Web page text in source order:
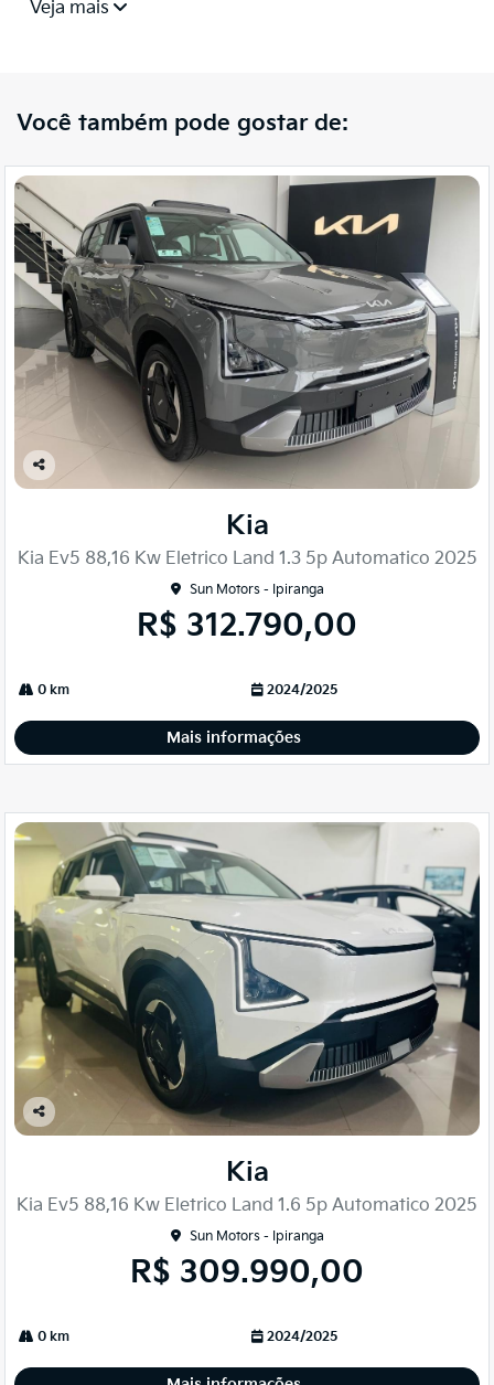
Veja mais
Você também pode gostar de:
Co
Kia
Kia Ev5 88,16 Kw Eletrico Land 1.3 5p Automatico 2025
Sun Motors - Ipiranga
R$ 312.790,00
0 km 2024/2025
Mais informações
Co
Kia
Kia Ev5 88,16 Kw Eletrico Land 1.6 5p Automatico 2025
Sun Motors - Ipiranga
R$ 309.990,00
0 km 2024/2025